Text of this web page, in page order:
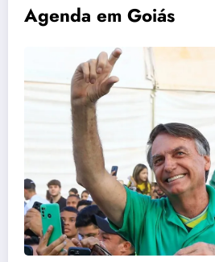
Agenda em Goiás